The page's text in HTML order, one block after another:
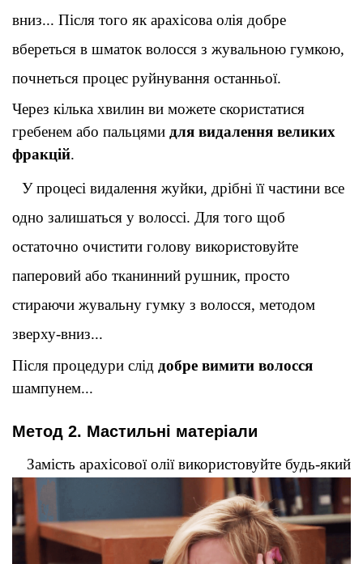
вниз... Після того як арахісова олія добре
вбереться в шматок волосся з жувальною гумкою,
почнеться процес руйнування останньої.
Через кілька хвилин ви можете скористатися
гребенем або пальцями для видалення великих
фракцій.
У процесі видалення жуйки, дрібні її частини все
одно залишаться у волоссі. Для того щоб
остаточно очистити голову використовуйте
паперовий або тканинний рушник, просто
стираючи жувальну гумку з волосся, методом
зверху-вниз...
Після процедури слід добре вимити волосся
шампунем...
Метод 2. Мастильні матеріали
Замість арахісової олії використовуйте будь-який